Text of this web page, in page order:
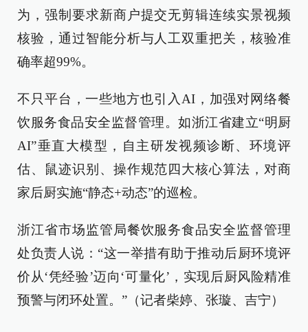
为，强制要求新商户提交无剪辑连续实景视频
核验，通过智能分析与人工双重把关，核验准
确率超99%。
不只平台，一些地方也引入AI，加强对网络餐
饮服务食品安全监督管理。如浙江省建立“明厨
AI”垂直大模型，自主研发视频诊断、环境评
估、鼠迹识别、操作规范四大核心算法，对商
家后厨实施“静态+动态”的巡检。
浙江省市场监管局餐饮服务食品安全监督管理
处负责人说：“这一举措有助于推动后厨环境评
价从‘凭经验’迈向‘可量化’，实现后厨风险精准
预警与闭环处置。”（记者柴婷、张璇、吉宁）